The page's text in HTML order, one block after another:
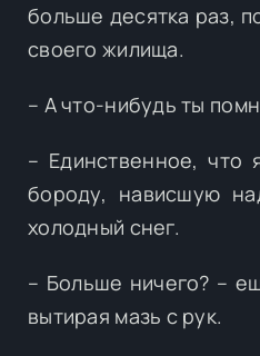
больше десятка раз,
своего жилища.
– А что-нибудь ты
– Единственное,
бороду, нависшую
холодный снег.
– Больше ничего? –
вытирая мазь с рук.